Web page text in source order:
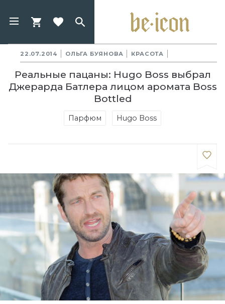
22.07.2014 ОЛЬГА БУЯНОВА КРАСОТА
Реальные пацаны: Hugo Boss выбрал
Джерарда Батлера лицом аромата Boss
Bottled
Парфюм Hugo Boss